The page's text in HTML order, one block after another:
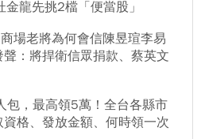
龍先挑2檔「便當股」
場老將為何會信陳昱瑄李易
：將捍衛信眾捐款、蔡英文
包，最高領5萬！全台各縣市
格、發放金額、何時領一次